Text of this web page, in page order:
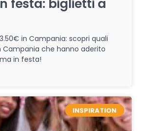
festa: biglietti a
in Campania: scopri quali
Campania che hanno aderito
in festa!
INSPIRATION